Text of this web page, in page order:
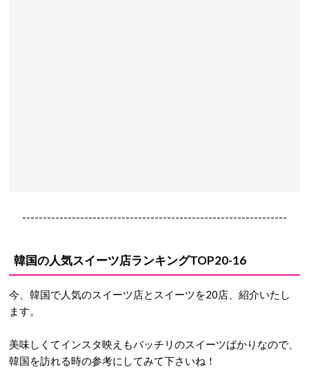
----------------------------------------------------------------
韓国の人気スイーツ店ランキングTOP20-16
今、韓国で人気のスイーツ店とスイーツを20店、紹介いたし
ます。
美味しくてインスタ映えもバッチリのスイーツばかりなので、
韓国を訪れる時の参考にしてみて下さいね！